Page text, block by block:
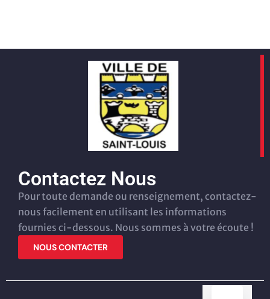
Contactez Nous
Pour toute demande ou renseignement, contactez-
nous facilement en utilisant les informations
fournies ci-dessous. Nous sommes à votre écoute !
NOUS CONTACTER